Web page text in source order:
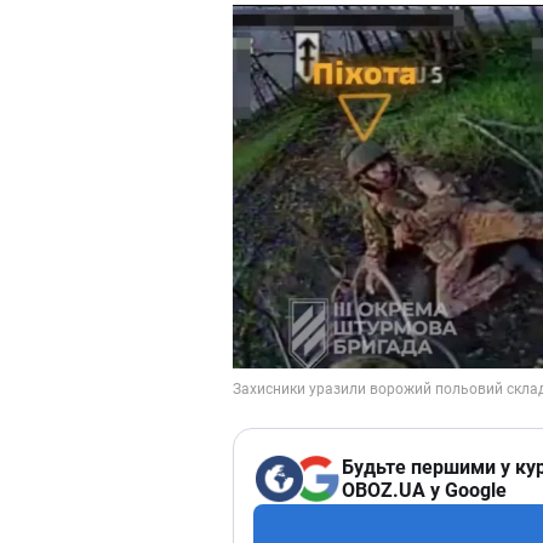
Будьте першими у
OBOZ.UA у Google